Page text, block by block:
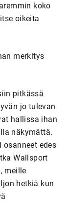
koko
oikeita
merkitys
pitkässä
jo tulevan
hallissa ihan
näkymättä.
edes
Wallsport
meille
hetkiä kun